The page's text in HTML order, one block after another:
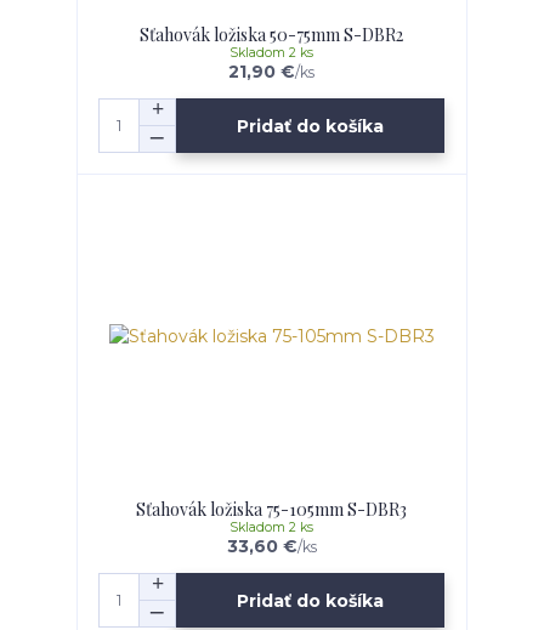
Sťahovák ložiska 50-75mm S-DBR2
21,90 €/ks
Skladom 2 ks
Pridať do košíka
Sťahovák ložiska 75-105mm S-DBR3
33,60 €/ks
Skladom 2 ks
Pridať do košíka